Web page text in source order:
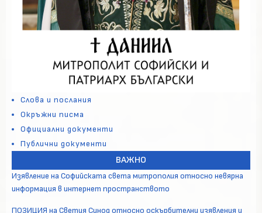
Слова и послания
Окръжни писма
Официални документи
Публични документи
ВАЖНО
Изявление на Софийската света митрополия относно невярна
информация в интернет пространството
ПОЗИЦИЯ на Светия Синод относно оскърбителни изявления и